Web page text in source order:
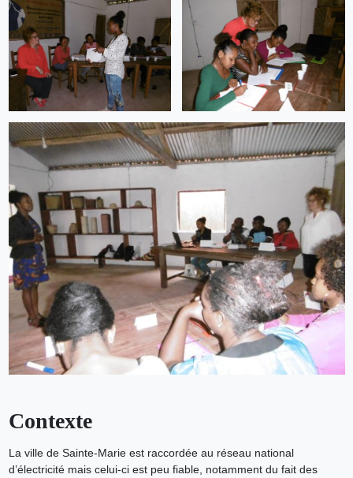
Contexte
La ville de Sainte-Marie est raccordée au réseau national
d’électricité mais celui-ci est peu fiable, notamment du fait des